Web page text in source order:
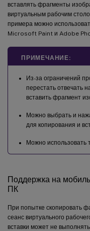
вставлять фрагменты
виртуальным рабочим
примера можно
Microsoft Paint и Adobe
ПРИМЕЧАНИЕ:
Из-за ограничений
перестать отвечать
вставить фрагмент
Можно выбрать и
для копирования и
Можно использовать
Поддержка на
ПК
При попытке скопировать
сеанс виртуального
вставки может не